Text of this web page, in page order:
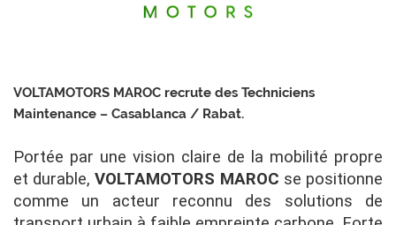
VOLTAMOTORS MAROC recrute des Techniciens
Maintenance – Casablanca / Rabat.
Portée par une vision claire de la mobilité propre
et durable,VOLTAMOTORS MAROC se positionne
comme un acteur reconnu des solutions de